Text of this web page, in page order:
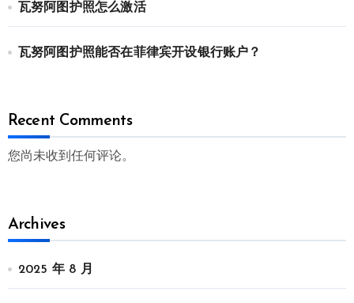
瓦努阿图护照怎么激活
瓦努阿图护照能否在菲律宾开设银行账户？
Recent Comments
您尚未收到任何评论。
Archives
2025 年 8 月